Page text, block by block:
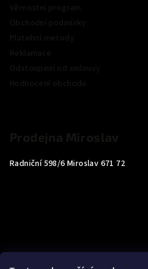
Radniční 598/6 Miroslav 671 72